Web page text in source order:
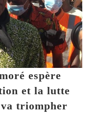
espère
et la lutte
triompher